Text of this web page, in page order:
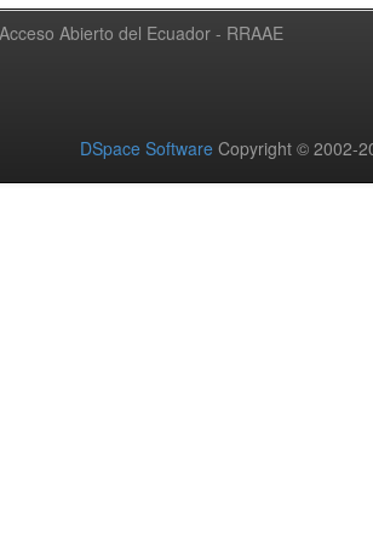
Abierto del Ecuador - RRAAE
DSpace Software Copyright © 2002-